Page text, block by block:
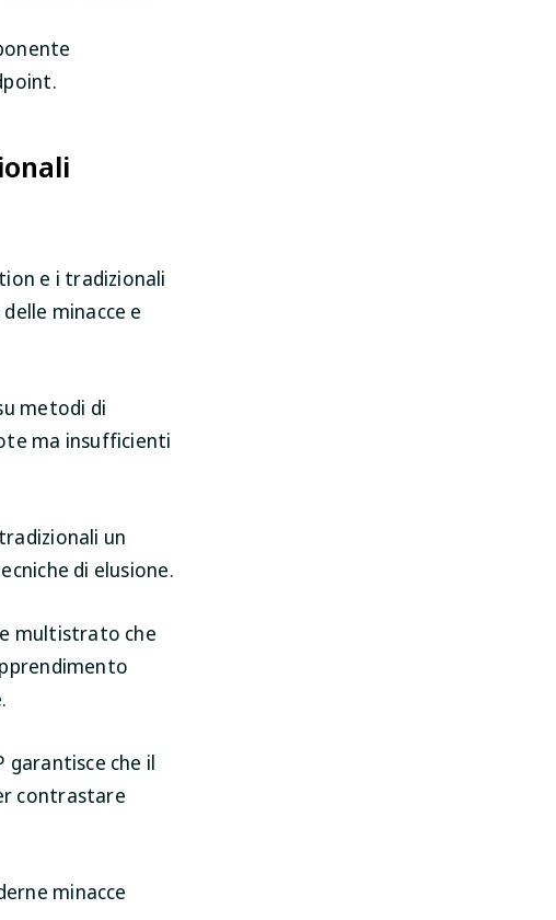
e i tradizionali
minacce e
metodi di
ma insufficienti
un
di elusione.
multistrato che
garantisce che il
contrastare
minacce